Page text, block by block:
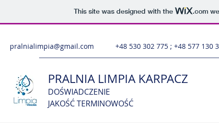
This site was designed with the .com
pralnialimpia@gmail.com +48 530 302 775 ; +48 577 130
PRALNIA LIMPIA KARPACZ
DOŚWIADCZENIE
JAKOŚĆ TERMINOWOŚĆ